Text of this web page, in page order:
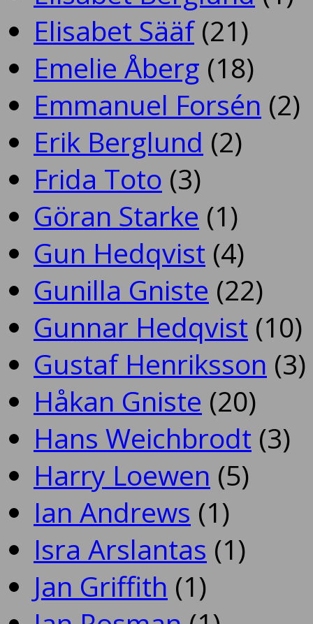
Elisabet Sääf(21)
Emelie Åberg (18)
Emmanuel Forsén (2)
Erik Berglund (2)
Frida Toto (3)
Göran Starke (1)
Gun Hedqvist (4)
Gunilla Gniste (22)
Gunnar Hedqvist (10)
Gustaf Henriksson (3)
Håkan Gniste (20)
Hans Weichbrodt (3)
Harry Loewen (5)
Ian Andrews (1)
Isra Arslantas (1)
Jan Griffith (1)